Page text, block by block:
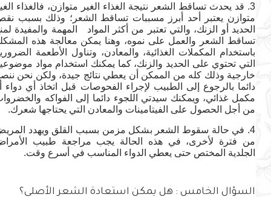
3. قد يحدث تساقط الشعر نتيجة الغذاء الغير متوازن، فالغذاء الغير
متوازن يعتبر أحد أبرز مسببات تساقط الشعر؛ وذلك بسبب نقص
الحديد أو الزنك، والتي تعتبر من أكثر المواد المهمة والمفيدة لمنع
تساقط الشعر والعمل على نموه، وهنا يمكن معالجة هذه المشكلة
باستخدام المكملات الغذائية، والمعادن، وتناول الأطعمة الضرورية
التي تحتوي على الحديد والزنك، كما يمكنك استخدام مواد موضوعية
خارجية وذلك كله من الممكن أن يعطي نتائج جيدة، ولكن نحن ننصح
دائما بالرجوع إلى الطبيب لإجراء الفحوصات قبل اتخاذ أي دواء أو
مكمل غذائي، ويمكنك سيدتي اللجوء دائما إلى الفواكه والخضروات
من أجل الحصول على الفيتامينات والمعادن التي يحتاجها شعرك.
4. في حالة سقوط الشعر بشكل مزمن بسبب القلق ويهدد المريض
من فترة لأخرى، في هذه الحالة يجب مراجعة طبيب الأمراض
الجلدية المختص حتى يعطي الدواء المناسب في أسرع وقت.
السؤال الخامس : هل يمكن استعادة الشعر الأصلي؟